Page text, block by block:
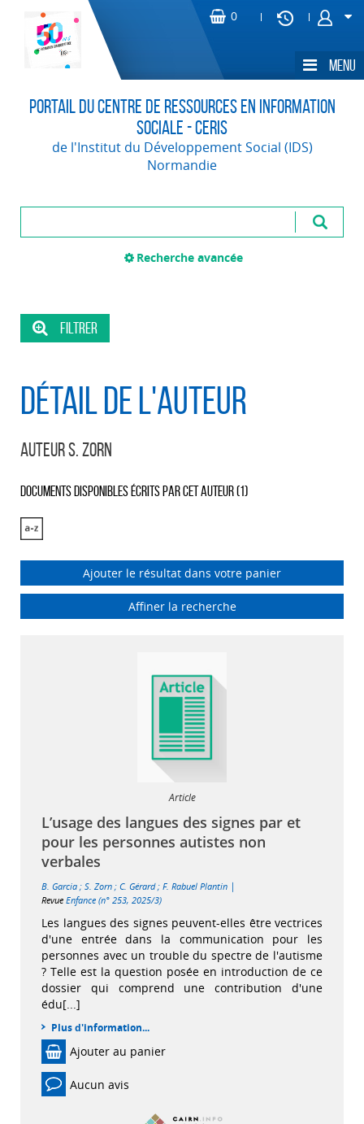
Portail du Centre de Ressources en Information
Sociale - CERIS
de l'Institut du Développement Social (IDS)
Normandie
Recherche avancée
Détail de l'auteur
Auteur S. Zorn
Documents disponibles écrits par cet auteur (1)
Ajouter le résultat dans votre panier
Affiner la recherche
Article
L’usage des langues des signes par et
pour les personnes autistes non
verbales
B. Garcia ; S. Zorn ; C. Gérard; F. Rabuel Plantin |
Revue Enfance (n° 253, 2025/3)
Les langues des signes peuvent-elles être vectrices
d'une entrée dans la communication pour les
personnes avec un trouble du spectre de l'autisme
? Telle est la question posée en introduction de ce
dossier qui comprend une contribution d'une
édu[...]
Plus d'information...
Ajouter au panier
Aucun avis